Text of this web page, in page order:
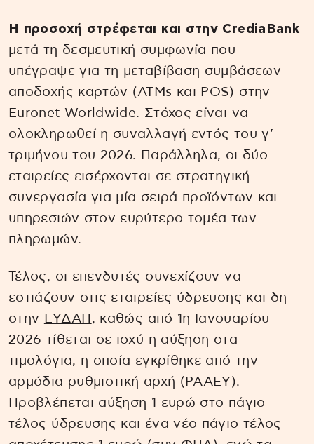
Η προσοχή στρέφεται και στην CrediaBank
μετά τη δεσμευτική συμφωνία που
υπέγραψε για τη μεταβίβαση συμβάσεων
αποδοχής καρτών (ATMs και POS) στην
Euronet Worldwide. Στόχος είναι να
ολοκληρωθεί η συναλλαγή εντός του γ’
τριμήνου του 2026. Παράλληλα, οι δύο
εταιρείες εισέρχονται σε στρατηγική
συνεργασία για μία σειρά προϊόντων και
υπηρεσιών στον ευρύτερο τομέα των
πληρωμών.
Τέλος, οι επενδυτές συνεχίζουν να
εστιάζουν στις εταιρείες ύδρευσης και δη
στην ΕΥΔΑΠ , καθώς από 1η Ιανουαρίου
2026 τίθεται σε ισχύ η αύξηση στα
τιμολόγια, η οποία εγκρίθηκε από την
αρμόδια ρυθμιστική αρχή (ΡΑΑΕΥ).
Προβλέπεται αύξηση 1 ευρώ στο πάγιο
τέλος ύδρευσης και ένα νέο πάγιο τέλος